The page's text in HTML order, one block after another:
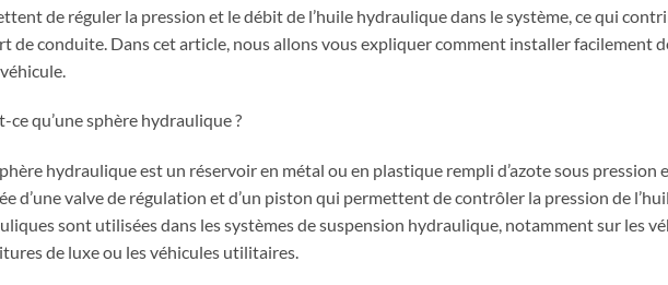
de réguler la pression et le débit de l’huile hydraulique dans le système, ce qui
de conduite. Dans cet article, nous allons vous expliquer comment installer facilement
ce qu’une sphère hydraulique ?
hydraulique est un réservoir en métal ou en plastique rempli d’azote sous pression
d’une valve de régulation et d’un piston qui permettent de contrôler la pression de
sont utilisées dans les systèmes de suspension hydraulique, notamment sur les
de luxe ou les véhicules utilitaires.